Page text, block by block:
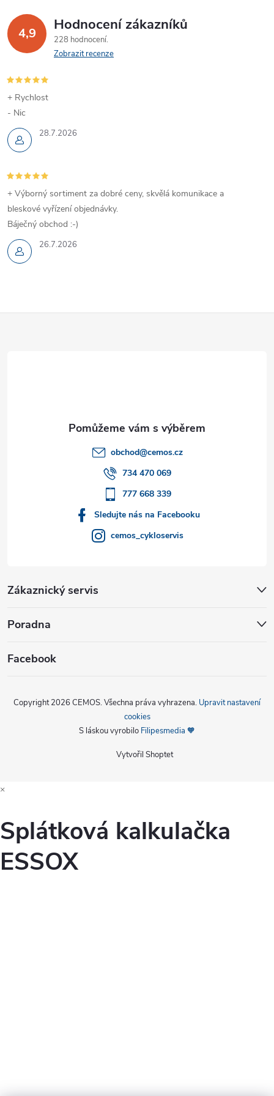
4,9 Hodnocení zákazníků
228 hodnocení
Zobrazit recenze
28.7.2026
+ Rychlost
- Nic
26.7.2026
+ Výborný sortiment za dobré ceny, skvělá komunikace a
bleskové vyřízení objednávky.
Báječný obchod :-)
obchod@cemos.cz
734 470 069
777 668 339
Sledujte nás na Facebooku
cemos_cykloservis
Zákaznický servis
Poradna
Facebook
Vytvořil Shoptet
Copyright 2026 CEMOS. Všechna práva vyhrazena. Upravit nastavení
cookies
S láskou vyrobilo Filipesmedia 🧡
×
Splátková kalkulačka
ESSOX